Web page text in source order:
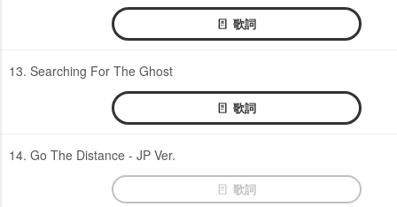
歌詞
13. Searching For The Ghost
歌詞
14. Go The Distance - JP Ver.
歌詞